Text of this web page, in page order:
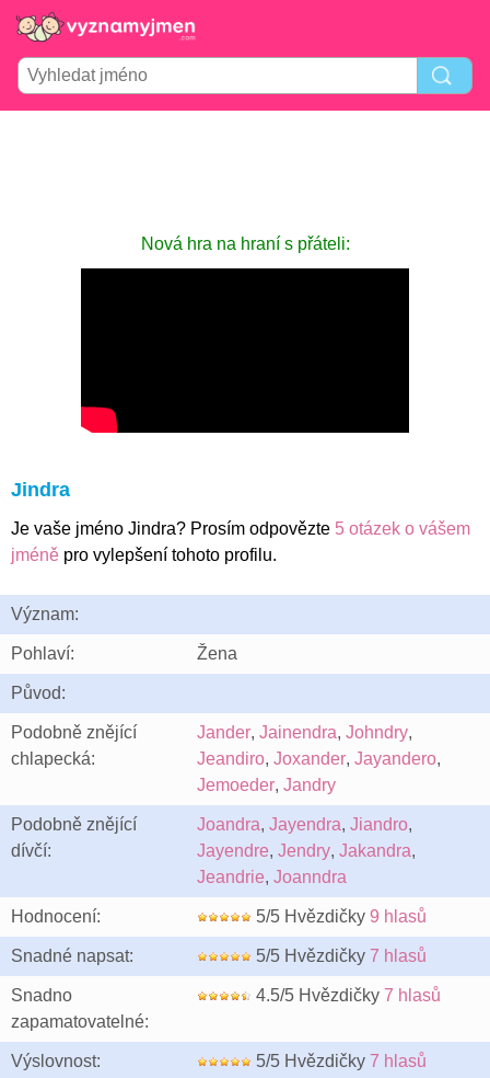
Nová hra na hraní s přáteli:
Jindra
Je vaše jméno Jindra? Prosím odpovězte 5 otázek o vášem
jméně pro vylepšení tohoto profilu.
Význam:
Pohlaví: Žena
Původ:
Podobně znějící
chlapecká:
Jander, Jainendra, Johndry,
Jeandiro, Joxander, Jayandero,
Jemoeder, Jandry
Podobně znějící
dívčí:
Joandra, Jayendra, Jiandro,
Jayendre, Jendry, Jakandra,
Jeandrie, Joanndra
Hodnocení: 5/5 Hvězdičky 9 hlasů
Snadné napsat: 5/5 Hvězdičky 7 hlasů
Snadno
zapamatovatelné:
4.5/5 Hvězdičky 7 hlasů
Výslovnost: 5/5 Hvězdičky 7 hlasů